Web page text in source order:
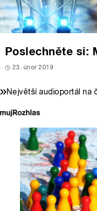
Poslechněte si:
23. únor 2019
Největší audioportál na